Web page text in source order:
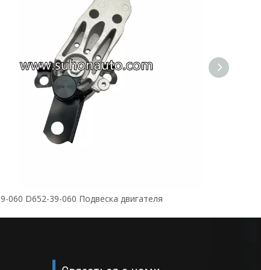
060 D652-39-060 Подвеска двигателя